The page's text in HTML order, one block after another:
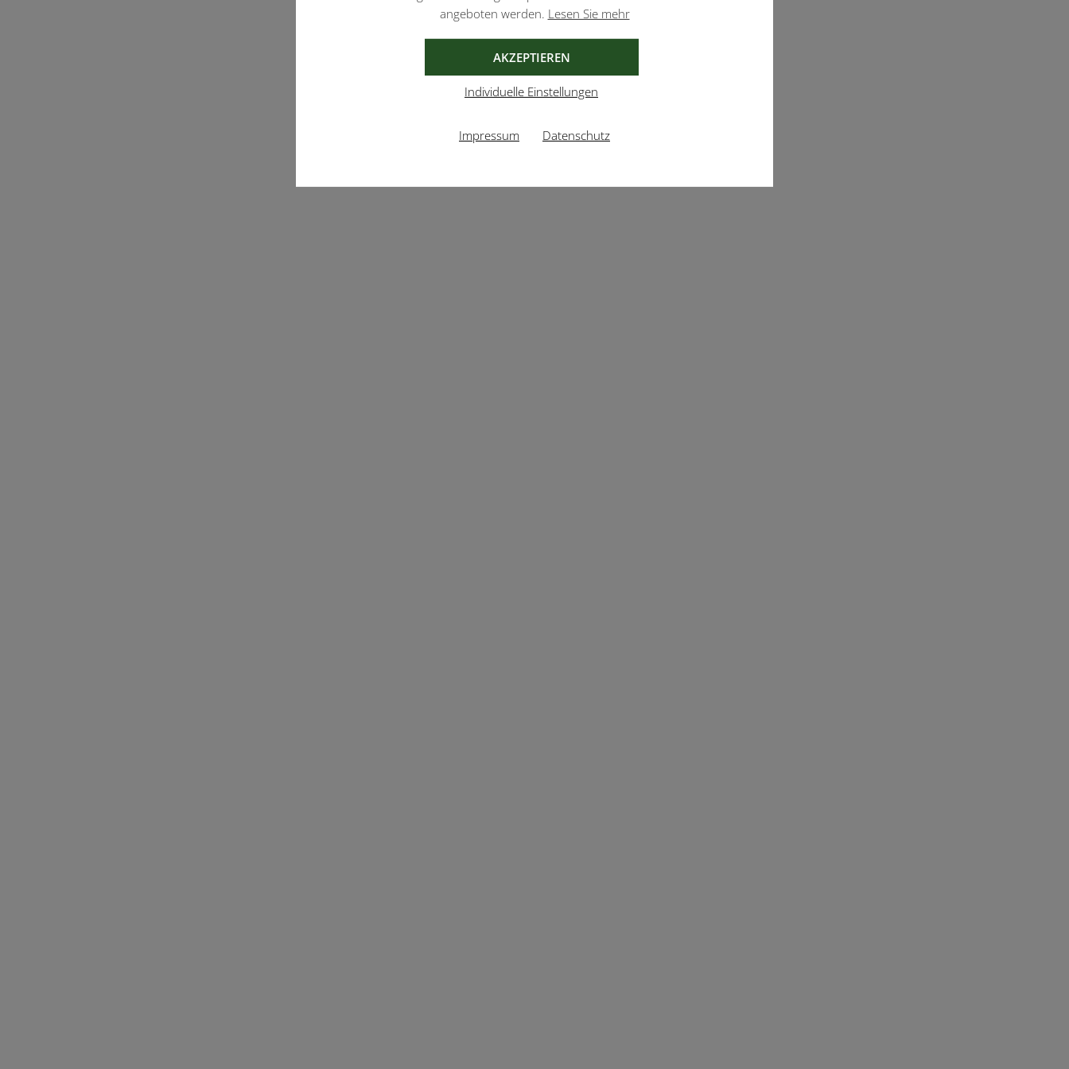
angeboten werden. Lesen Sie mehr
AKZEPTIEREN
Individuelle Einstellungen
Impressum Datenschutz